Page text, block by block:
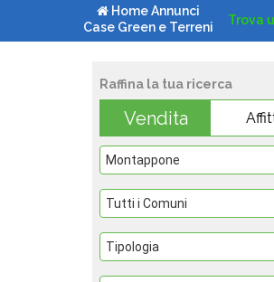
Home Annunci
Case Green e Terreni
Trova
Raffina la tua ricerca
Vendita